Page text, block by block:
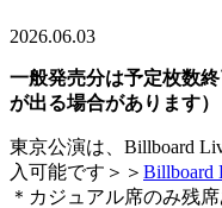
2026.06.03
一般発売分は予定枚数
が出る場合があります）
東京公演は、Billboard
入可能です＞＞ Billboard
＊カジュアル席のみ残